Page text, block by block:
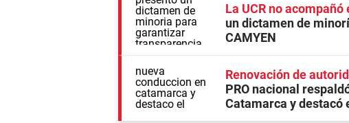
La UCR no
un dictamen de
CAMYEN
Renovación de
PRO nacional
Catamarca y destacó